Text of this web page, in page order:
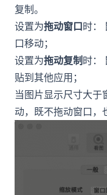
复制。
设置为拖动窗口时：
口移动；
设置为拖动复制时：
贴到其他应用；
当图片显示尺寸大于
动，既不拖动窗口，